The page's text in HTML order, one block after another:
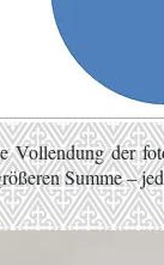
der
Summe –